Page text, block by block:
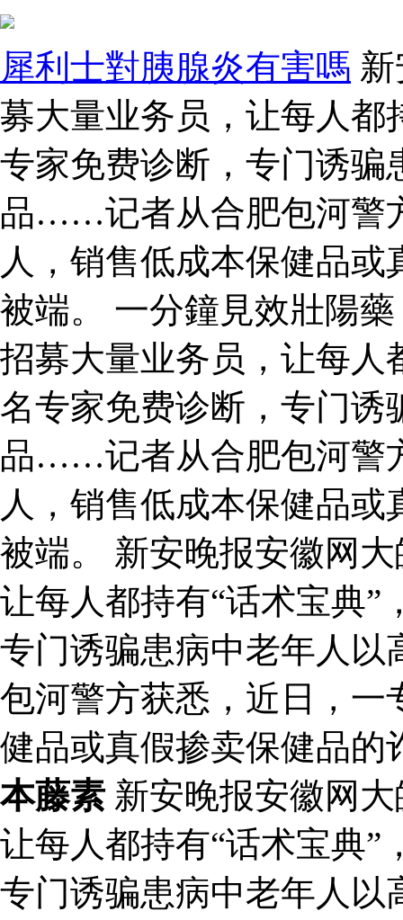
犀利士對胰腺炎有害嗎
募大量业务员，让每人都
专家免费诊断，专门诱骗
品……记者从合肥包河警
人，销售低成本保健品
被端。 一分鐘見效壯陽
招募大量业务员，让每人
名专家免费诊断，专门诱
品……记者从合肥包河警
人，销售低成本保健品
被端。 新安晚报安徽网
让每人都持有“话术宝典”
专门诱骗患病中老年人
包河警方获悉，近日，一
健品或真假掺卖保健品
本藤素新安晚报安徽网
让每人都持有“话术宝典”
专门诱骗患病中老年人